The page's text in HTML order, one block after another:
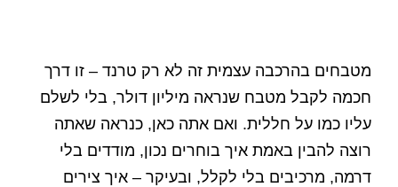
מטבחים בהרכבה עצמית זה לא רק טרנד – זו דרך
חכמה לקבל מטבח שנראה מיליון דולר, בלי לשלם
עליו כמו על חללית. ואם אתה כאן, כנראה שאתה
רוצה להבין באמת איך בוחרים נכון, מודדים בלי
דרמה, מרכיבים בלי לקלל, ובעיקר – איך צירים